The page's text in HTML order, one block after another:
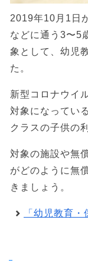
2019年10月1日
などに通う3〜5
象として、幼児
た。
新型コロナウイ
対象になってい
クラスの子供の
対象の施設や無
がどのように無
きましょう。
「幼児教育